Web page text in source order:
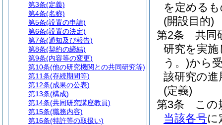
を定める
(開設目的)
第2条
共同
研究を実
う。)から
該研究の
(定義)
第3条
この
当該各号に
第3条(定義)
第4条(名称)
第5条(設置の申請)
第6条(設置の決定)
第7条(通知及び報告)
第8条(契約の締結)
第9条(内容等の変更)
第10条(他の研究機関との共同研究等)
第11条(存続期間等)
第12条(成果の公表)
第13条(構成)
第14条(共同研究講座教員)
第15条(職務内容)
第16条(特許等の取扱い)